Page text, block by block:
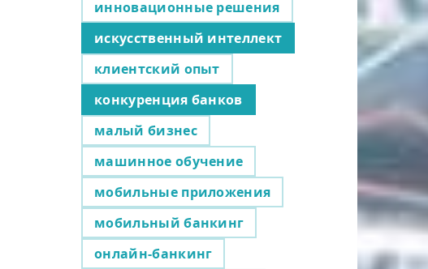
инновационные решения
искусственный интеллект
клиентский опыт
конкуренция банков
малый бизнес
машинное обучение
мобильные приложения
мобильный банкинг
онлайн-банкинг